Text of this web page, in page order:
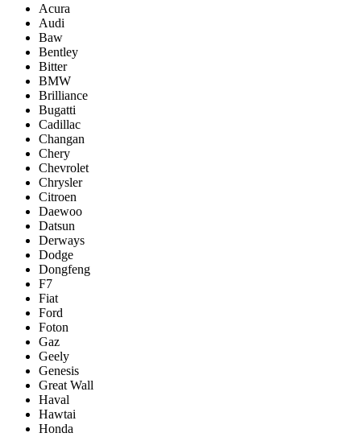
Acura
Audi
Baw
Bentley
Bitter
BMW
Brilliance
Bugatti
Cadillac
Changan
Chery
Chevrolet
Chrysler
Citroen
Daewoo
Datsun
Derways
Dodge
Dongfeng
F7
Fiat
Ford
Foton
Gaz
Geely
Genesis
Great Wall
Haval
Hawtai
Honda